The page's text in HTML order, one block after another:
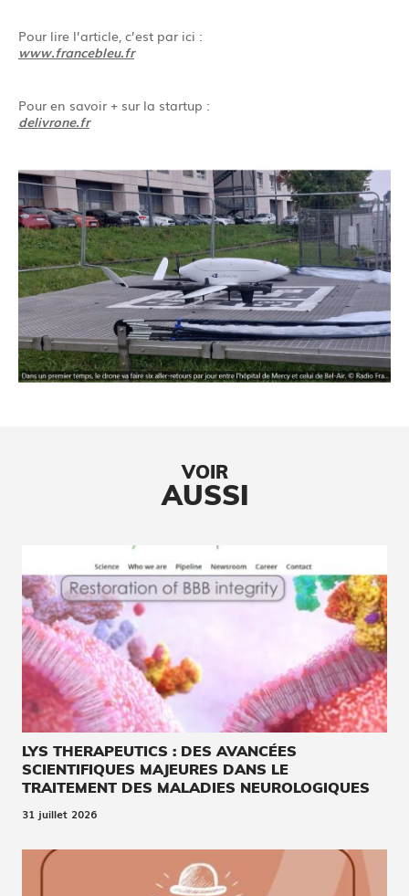
Pour lire l’article, c’est par ici :
www.francebleu.fr
Pour en savoir + sur la startup :
delivrone.fr
VOIR
AUSSI
LYS THERAPEUTICS : DES AVANCÉES
SCIENTIFIQUES MAJEURES DANS LE
TRAITEMENT DES MALADIES NEUROLOGIQUES
31 juillet 2026